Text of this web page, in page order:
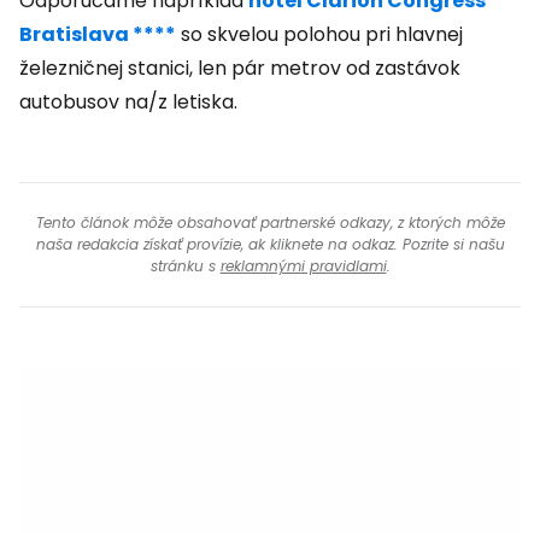
Bratislava **** so skvelou polohou pri hlavnej
železničnej stanici, len pár metrov od zastávok
autobusov na/z letiska.
Tento článok môže obsahovať partnerské odkazy, z ktorých môže
naša redakcia získať provízie, ak kliknete na odkaz. Pozrite si našu
stránku s reklamnými pravidlami.